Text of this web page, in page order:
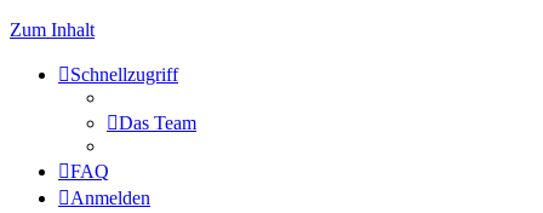
Zum Inhalt
Schnellzugriff
Das Team
FAQ
Anmelden